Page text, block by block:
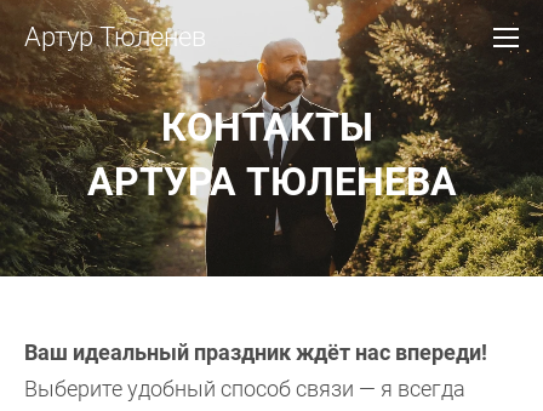
Артур Тюленев
КОНТАКТЫ
АРТУРА ТЮЛЕНЕВА
Ваш идеальный праздник ждёт нас впереди!
Выберите удобный способ связи — я всегда